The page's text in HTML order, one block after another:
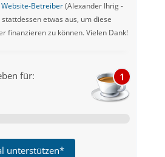
Website-Betreiber(Alexander Ihrig -
etwas aus, um diese
finanzieren zu können. Vielen Dank!
für: 1
unterstützen*